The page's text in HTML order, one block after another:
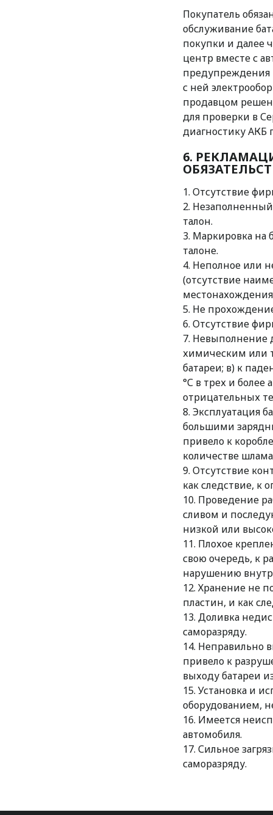
Покупатель
обслуживание
покупки и далее
центр вместе с
предупреждения
с ней
продавцом
для проверки в
диагностику АКБ
6.
1. Отсутствие
2.
талон.
3. Маркировка на
талоне.
4. Неполное или
(отсутствие
5. Не
6. Отсутствие
7. Невыполнение
химическим или
батареи; в) к
°С в трех и более
отрицательных
8. Эксплуатация
большими
привело к
количестве
9. Отсутствие
как следствие, к
10. Проведение
сливом и
низкой или
11. Плохое
свою очередь, к
нарушению
12. Хранение не
пластин, и как
13. Доливка
саморазряду.
14. Неправильно
привело к
выходу батареи
15. Установка и
оборудованием,
16. Имеется
автомобиля.
17. Сильное
саморазряду.